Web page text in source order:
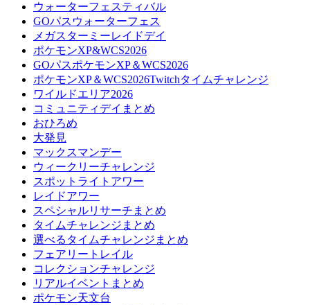
ウォーターフェスティバル
GOパスウォーターフェス
メガスターミーレイドデイ
ポケモンXP&WCS2026
GOパスポケモンXP＆WCS2026
ポケモンXP＆WCS2026Twitchタイムチャレンジ
ワイルドエリア2026
コミュニティデイまとめ
おひろめ
大発見
マックスマンデー
ウィークリーチャレンジ
スポットライトアワー
レイドアワー
スペシャルリサーチまとめ
タイムチャレンジまとめ
選べるタイムチャレンジまとめ
フェアリートレイル
コレクションチャレンジ
リアルイベントまとめ
ポケモン天文台